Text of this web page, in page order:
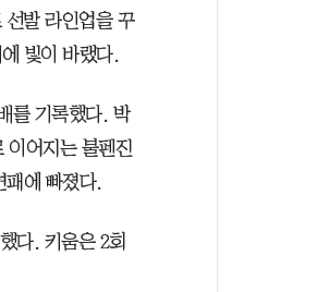
발 라인업을 꾸
빛이 바랬다.
를 기록했다. 박
어지는 불펜진
패에 빠졌다.
다. 키움은 2회